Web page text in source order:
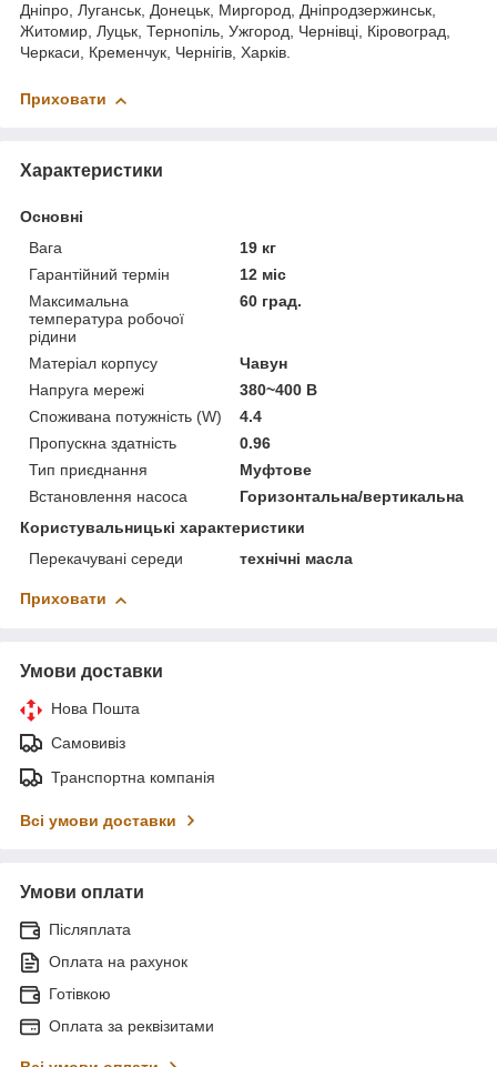
Дніпро, Луганськ, Донецьк, Миргород, Дніпродзержинськ,
Житомир, Луцьк, Тернопіль, Ужгород, Чернівці, Кіровоград,
Черкаси, Кременчук, Чернігів, Харків.
Приховати
Характеристики
Основні
Вага
19 кг
Гарантійний термін
12 міс
Максимальна
температура робочої
рідини
60 град.
Матеріал корпусу
Чавун
Напруга мережі
380~400 В
Споживана потужність (W)
4.4
Пропускна здатність
0.96
Тип приєднання
Муфтове
Встановлення насоса
Горизонтальна/вертикальна
Користувальницькі характеристики
Перекачувані середи
технічні масла
Приховати
Умови доставки
Нова Пошта
Самовивіз
Транспортна компанія
Всі умови доставки
Умови оплати
Післяплата
Оплата на рахунок
Готівкою
Оплата за реквізитами